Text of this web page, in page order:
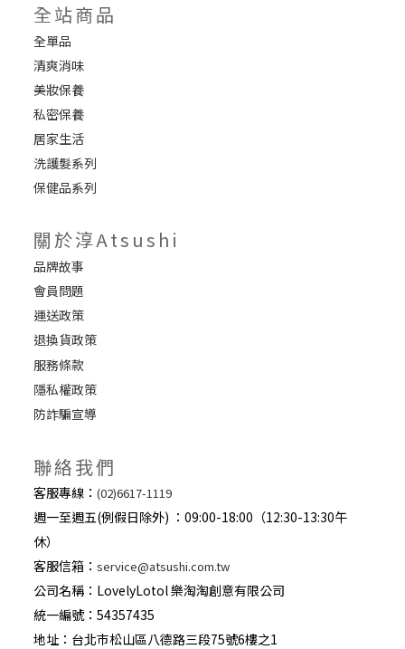
全站商品
全單品
清爽消味
美妝保養
私密保養
居家生活
洗護髮系列
保健品系列
關於淳Atsushi
品牌故事
會員問題
運送政策
退換貨政策
服務條款
隱私權政策
防詐騙宣導
聯絡我們
客服專線： (02)6617-1119
週一至週五(例假日除外) ：09:00-18:00（12:30-13:30午
休）
客服信箱： service@atsushi.com.tw
公司名稱：LovelyLotol 樂淘淘創意有限公司
統一編號：54357435
地址：台北巿松山區八德路三段75號6樓之1